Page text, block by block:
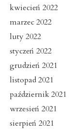
kwiecień 2022
marzec 2022
luty 2022
styczeń 2022
grudzień 2021
listopad 2021
październik 2021
wrzesień 2021
sierpień 2021